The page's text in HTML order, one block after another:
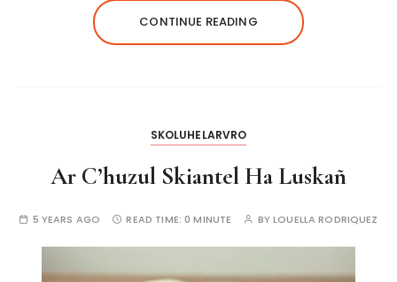
CONTINUE READING
SKOLUHELARVRO
Ar C’huzul Skiantel Ha Luskañ
5 YEARS AGO READ TIME: 0 MINUTE BYLOUELLA RODRIQUEZ